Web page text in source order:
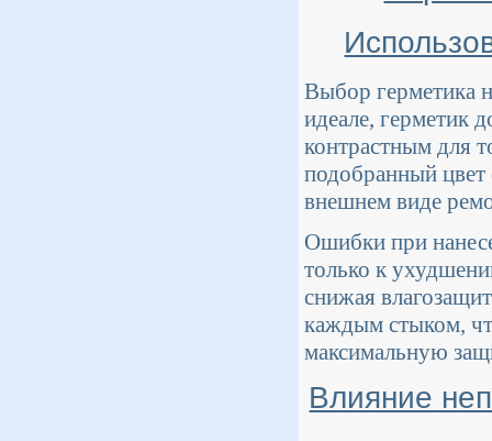
Выбор герметика
идеале, герметик
контрастным для
подобранный цвет
внешнем виде
Ошибки при
только к
снижая
каждым стыком,
максимальную
Влияние